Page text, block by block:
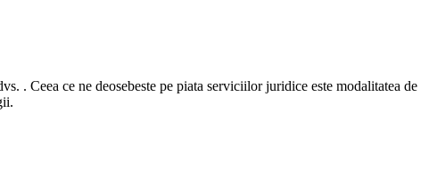
. Ceea ce ne deosebeste pe piata serviciilor juridice este modalitatea de